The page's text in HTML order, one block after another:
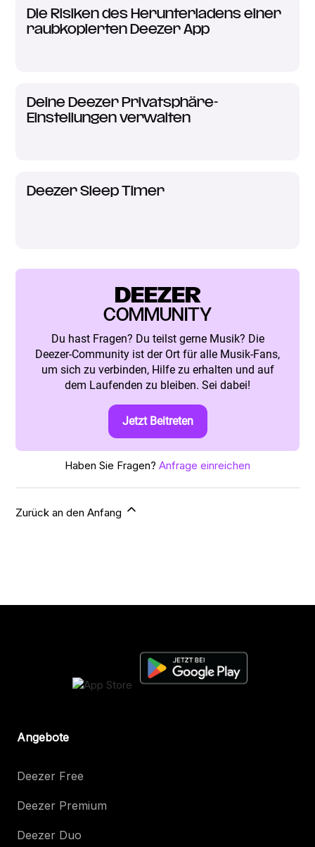
Die Risiken des Herunterladens einer
raubkopierten Deezer App
Deine Deezer Privatsphäre-
Einstellungen verwalten
Deezer Sleep Timer
DEEZER
COMMUNITY
Du hast Fragen? Du teilst gerne Musik? Die
Deezer-Community ist der Ort für alle Musik-Fans,
um sich zu verbinden, Hilfe zu erhalten und auf
dem Laufenden zu bleiben. Sei dabei!
Jetzt Beitreten
Haben Sie Fragen? Anfrage einreichen
Zurück an den Anfang
Angebote
Deezer Free
Deezer Premium
Deezer Duo